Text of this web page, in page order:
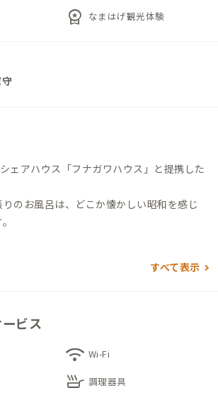
workspace_premium なまはげ観光体験
ェアハウス「フナガワハウス」と提携した
のお風呂は、どこか懐かしい昭和を感じ
っぷり入るダイニングで、地元食材を使った
休めるようシングルベッドを設置。お仕
寝転がってリラックスするのもいいです
すべて表示
ビス
wifi Wi-Fi
skillet 調理器具